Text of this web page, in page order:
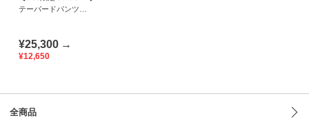
テーパードパンツ
¥25,300 →
¥12,650
全商品